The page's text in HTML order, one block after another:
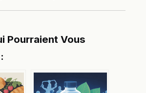
Pourraient Vous